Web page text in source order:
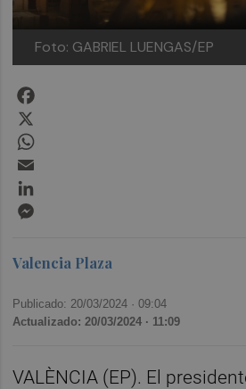
Foto: GABRIEL LUENGAS/EP
Valencia Plaza
Publicado: 20/03/2024 ·09:04
Actualizado: 20/03/2024 · 11:09
VALÈNCIA (EP). El